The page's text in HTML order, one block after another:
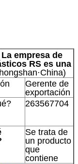
empresa de
RS es una
Gerente de
exportación
263567704
Se trata de
un producto
que
contiene